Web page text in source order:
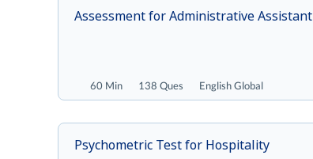
60 Min 138 Ques English Global
Assessment for Administrative
Psychometric Test for Hospitality